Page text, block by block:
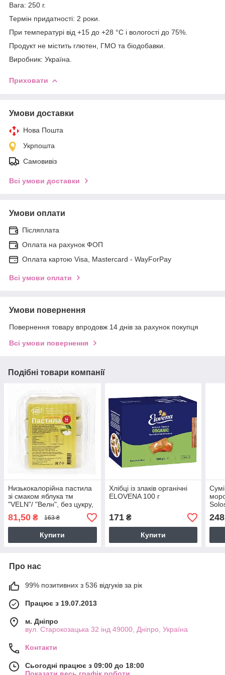
Вага: 250 г.
Термін придатності: 2 роки.
При температурі від +15 до +28 °С і вологості до 75%.
Продукт не містить глютен, ГМО та біодобавки.
Виробник: Україна.
Приховати
Умови доставки
Нова Пошта
Укрпошта
Самовивіз
Всі умови доставки
Умови оплати
Післяплата
Оплата на рахунок ФОП
Оплата картою Visa, Mastercard - WayForPay
Всі умови оплати
Умови повернення
Повернення товару впродовж 14 днів за рахунок покупця
Всі умови повернення
Подібні товари компанії
Низькокалорійна пастила
зі смаком яблука тм
"VELN"/ "Велн", без цукру,
110 г
81,50 ₴ 163 ₴
Купити
Хлібці із злаків органічні
ELOVENA 100 г
171₴
Купити
248
Про нас
99% позитивних з 536 відгуків за рік
Працює з 19.07.2013
м. Дніпро
вул. Старокозацька 32 інд 49000, Дніпро, Україна
Контакти
Сьогодні працює з 09:00 до 18:00